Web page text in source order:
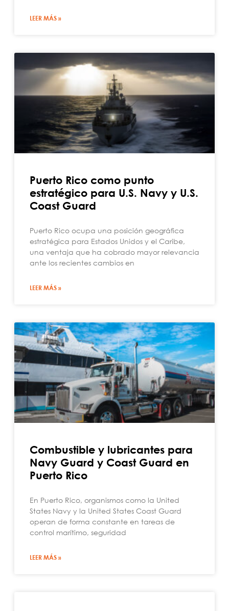
LEER MÁS »
Puerto Rico como punto
estratégico para U.S. Navy y U.S.
Coast Guard
Puerto Rico ocupa una posición geográfica
estratégica para Estados Unidos y el Caribe,
una ventaja que ha cobrado mayor relevancia
ante los recientes cambios en
LEER MÁS »
Combustible y lubricantes para
Navy Guard y Coast Guard en
Puerto Rico
En Puerto Rico, organismos como la United
States Navy y la United States Coast Guard
operan de forma constante en tareas de
control marítimo, seguridad
LEER MÁS »